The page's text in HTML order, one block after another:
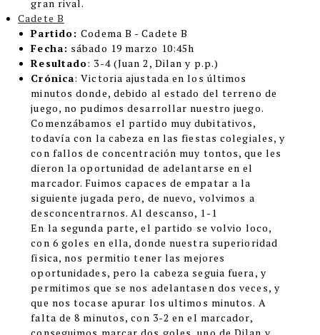
gran rival.
Cadete B
Partido:Codema B - Cadete B
Fecha: sábado 19 marzo 10:45h
Resultado: 3-4 (Juan 2, Dilan y p.p.)
Crónica:Victoria ajustada en los últimos
minutos donde, debido al estado del terreno de
juego, no pudimos desarrollar nuestro juego.
Comenzábamos el partido muy dubitativos,
todavía con la cabeza en las fiestas colegiales, y
con fallos de concentración muy tontos, que les
dieron la oportunidad de adelantarse en el
marcador. Fuimos capaces de empatar a la
siguiente jugada pero, de nuevo, volvimos a
desconcentrarnos. Al descanso, 1-1
En la segunda parte, el partido se volvio loco,
con 6 goles en ella, donde nuestra superioridad
fisica, nos permitio tener las mejores
oportunidades, pero la cabeza seguia fuera, y
permitimos que se nos adelantasen dos veces, y
que nos tocase apurar los ultimos minutos. A
falta de 8 minutos, con 3-2 en el marcador,